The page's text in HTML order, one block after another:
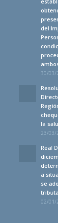
del
30/03/
la
23/03/
Real
a
se
02/01/